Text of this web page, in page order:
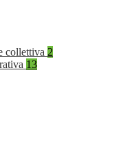
collettiva 2
13